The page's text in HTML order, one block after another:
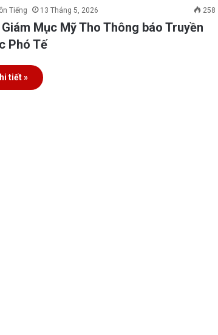
Tiếng 13 Tháng 5, 2026 258
Mục Mỹ Tho Thông báo Truyền
Phó Tế
tiết »